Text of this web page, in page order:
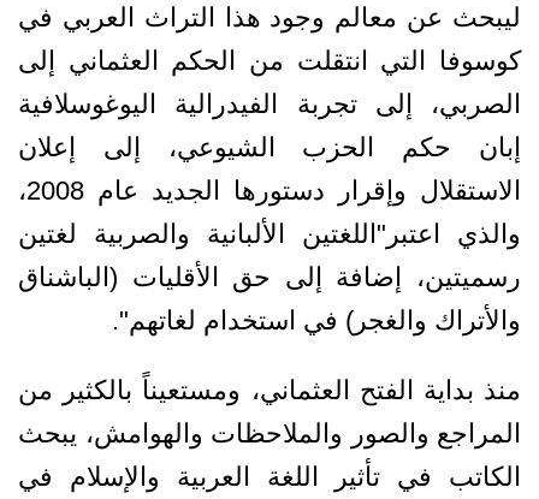
ليبحث عن معالم وجود هذا التراث العربي في
كوسوفا التي انتقلت من الحكم العثماني إلى
الصربي، إلى تجربة الفيدرالية اليوغوسلافية
إبان حكم الحزب الشيوعي، إلى إعلان
الاستقلال وإقرار دستورها الجديد عام 2008،
والذي اعتبر"اللغتين الألبانية والصربية لغتين
رسميتين، إضافة إلى حق الأقليات (الباشناق
والأتراك والغجر) في استخدام لغاتهم".
منذ بداية الفتح العثماني، ومستعيناً بالكثير من
المراجع والصور والملاحظات والهوامش، يبحث
الكاتب في تأثير اللغة العربية والإسلام في